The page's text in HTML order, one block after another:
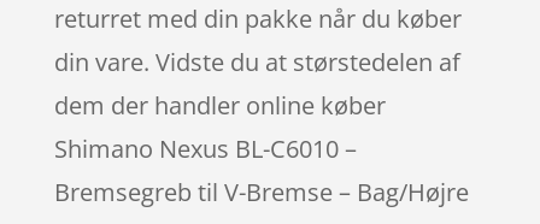
returret med din pakke når du køber
din vare. Vidste du at størstedelen af
dem der handler online køber
Shimano Nexus BL-C6010 –
Bremsegreb til V-Bremse – Bag/Højre